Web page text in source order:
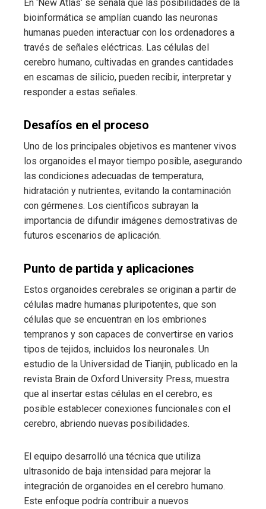
En ‘New Atlas’ se señala que las posibilidades de la
bioinformática se amplían cuando las neuronas
humanas pueden interactuar con los ordenadores a
través de señales eléctricas. Las células del
cerebro humano, cultivadas en grandes cantidades
en escamas de silicio, pueden recibir, interpretar y
responder a estas señales.
Desafíos en el proceso
Uno de los principales objetivos es mantener vivos
los organoides el mayor tiempo posible, asegurando
las condiciones adecuadas de temperatura,
hidratación y nutrientes, evitando la contaminación
con gérmenes. Los científicos subrayan la
importancia de difundir imágenes demostrativas de
futuros escenarios de aplicación.
Punto de partida y aplicaciones
Estos organoides cerebrales se originan a partir de
células madre humanas pluripotentes, que son
células que se encuentran en los embriones
tempranos y son capaces de convertirse en varios
tipos de tejidos, incluidos los neuronales. Un
estudio de la Universidad de Tianjin, publicado en la
revista Brain de Oxford University Press, muestra
que al insertar estas células en el cerebro, es
posible establecer conexiones funcionales con el
cerebro, abriendo nuevas posibilidades.
El equipo desarrolló una técnica que utiliza
ultrasonido de baja intensidad para mejorar la
integración de organoides en el cerebro humano.
Este enfoque podría contribuir a nuevos